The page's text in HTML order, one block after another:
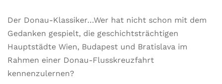
Der Donau-Klassiker…Wer hat nicht schon mit dem
Gedanken gespielt, die geschichtsträchtigen
Hauptstädte Wien, Budapest und Bratislava im
Rahmen einer Donau-Flusskreuzfahrt
kennenzulernen?